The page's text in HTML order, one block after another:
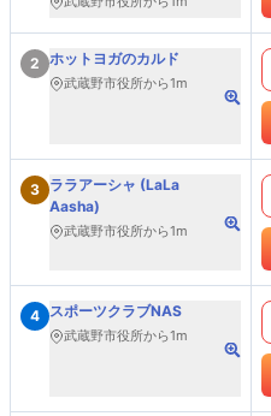
2 ホットヨガのカルド
武蔵野市役所から1m
3 ララアーシャ (LaLa
Aasha)
武蔵野市役所から1m
4 スポーツクラブNAS
武蔵野市役所から1m